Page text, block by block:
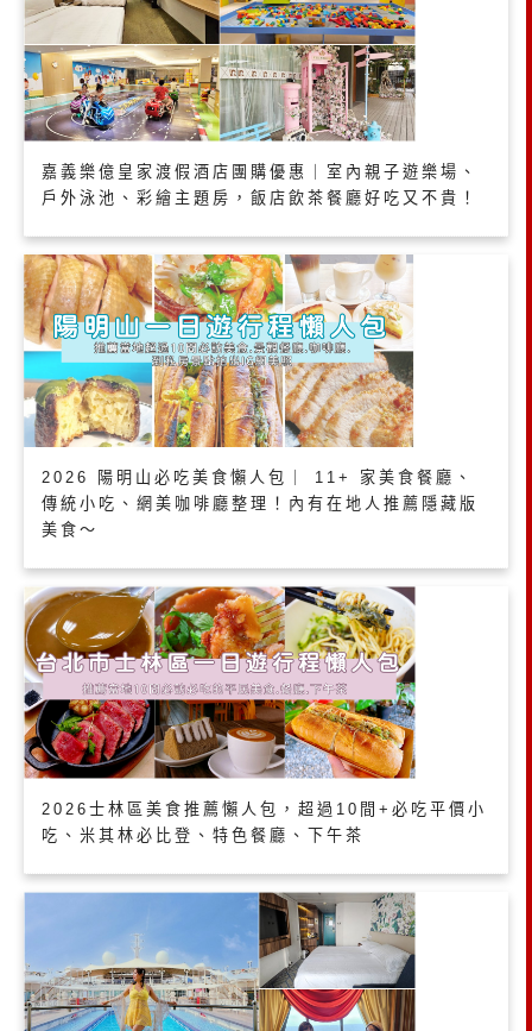
嘉義樂億皇家渡假酒店團購優惠｜室內親子遊樂場、
戶外泳池、彩繪主題房，飯店飲茶餐廳好吃又不貴！
2026 陽明山必吃美食懶人包｜ 11+ 家美食餐廳、
傳統小吃、網美咖啡廳整理！內有在地人推薦隱藏版
美食～
2026士林區美食推薦懶人包，超過10間+必吃平價小
吃、米其林必比登、特色餐廳、下午茶